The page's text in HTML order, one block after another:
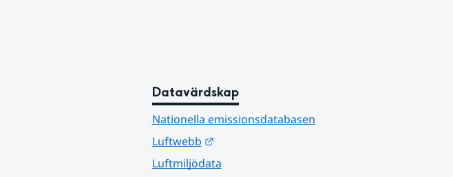
Datavärdskap
Nationella emissionsdatabasen
Luftwebb
Länk till annan webbplats.
Luftmiljödata